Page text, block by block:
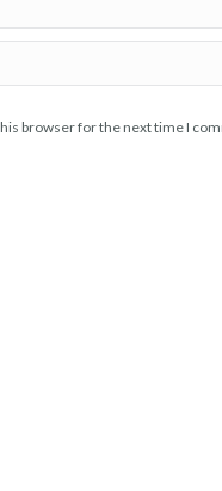
browser for the next time I